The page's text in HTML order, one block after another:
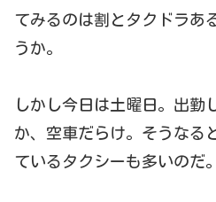
てみるのは割とタクドラあ
うか。
しかし今日は土曜日。出勤
か、空車だらけ。そうなる
ているタクシーも多いのだ。